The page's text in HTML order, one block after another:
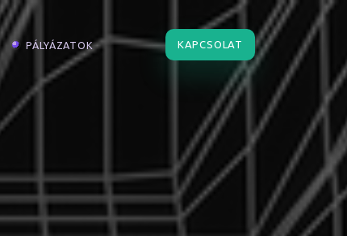
PÁLYÁZATOK KAPCSOLAT